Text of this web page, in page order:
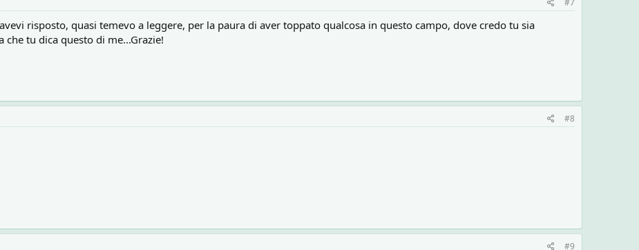
risposto, quasi temevo a leggere, per la paura di aver toppato qualcosa in questo campo, dove credo tu sia
tu dica questo di me...Grazie!
#8
#9